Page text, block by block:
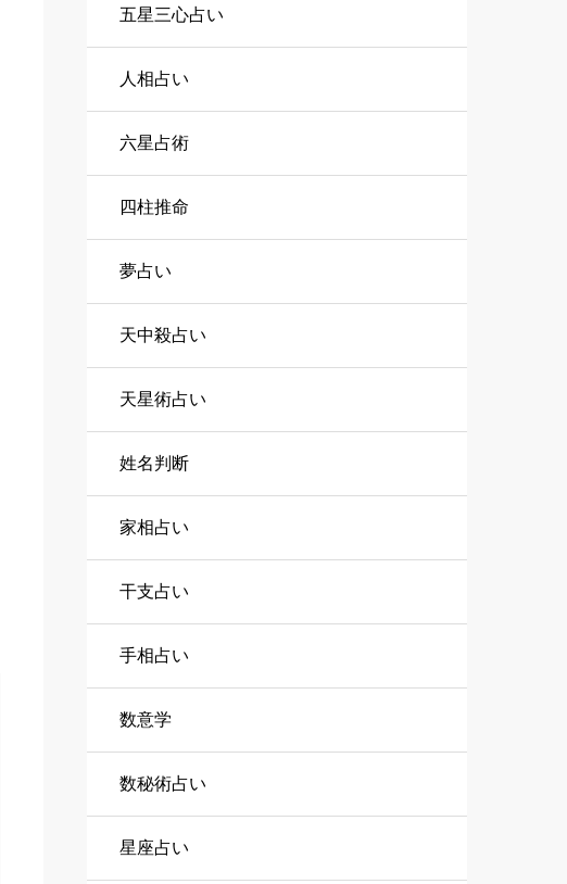
五星三心占い
人相占い
六星占術
四柱推命
夢占い
天中殺占い
天星術占い
姓名判断
家相占い
干支占い
手相占い
数意学
数秘術占い
星座占い